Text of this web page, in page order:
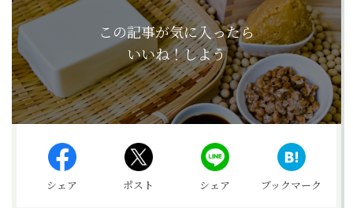
この記事が気に入ったら
いいね！しよう
シェア ポスト シェア ブックマーク